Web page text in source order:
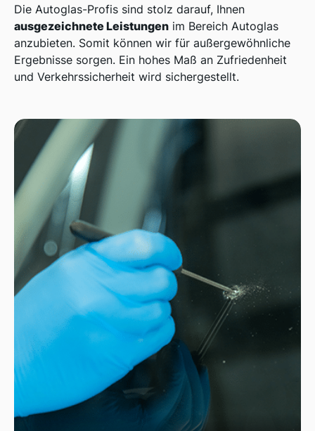
Die Autoglas-Profis sind stolz darauf, Ihnen
ausgezeichnete Leistungen im Bereich Autoglas
anzubieten. Somit können wir für außergewöhnliche
Ergebnisse sorgen. Ein hohes Maß an Zufriedenheit
und Verkehrssicherheit wird sichergestellt.